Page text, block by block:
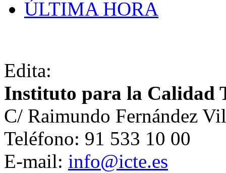
ÚLTIMA HORA
Edita:
Instituto para la Calidad
C/ Raimundo Fernández
Teléfono: 91 533 10 00
E-mail: info@icte.es